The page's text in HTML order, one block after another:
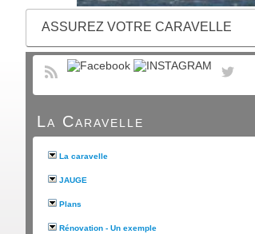
ASSUREZ VOTRE CARAVELLE
La Caravelle
La caravelle
JAUGE
Plans
Rénovation - Un exemple